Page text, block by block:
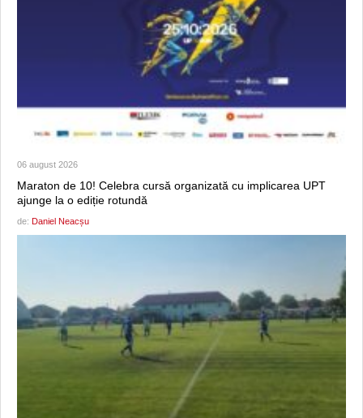
06 august 2026
Maraton de 10! Celebra cursă organizată cu implicarea UPT
ajunge la o ediție rotundă
de: Daniel Neacșu